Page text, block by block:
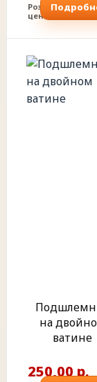
Розничная
цена
на
ватине
250,00 р.